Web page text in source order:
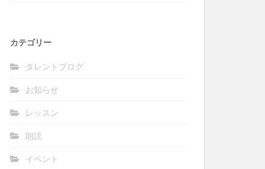
カテゴリー
タレントブログ
お知らせ
レッスン
朗読
イベント